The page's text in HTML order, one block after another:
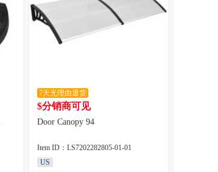
7天无理由退货
$分销商可见
Door Canopy 94
Item ID：LS7202282805-01-01
US